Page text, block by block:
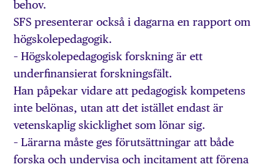
behov.
SFS presenterar också i dagarna en rapport om
högskolepedagogik.
– Högskolepedagogisk forskning är ett
underfinansierat forskningsfält.
Han påpekar vidare att pedagogisk kompetens
inte belönas, utan att det istället endast är
vetenskaplig skicklighet som lönar sig.
– Lärarna måste ges förutsättningar att både
forska och undervisa och incitament att förena